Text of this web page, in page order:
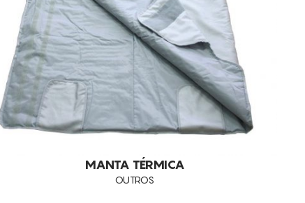
PERDA DE PESO
CELULITE LOCALIZADA
ANTI-CELULITE
EMAGRECIMENTO
PELES OLEOSAS
COMEDONS
CELULITE
MANTA TÉRMICA
OUTROS